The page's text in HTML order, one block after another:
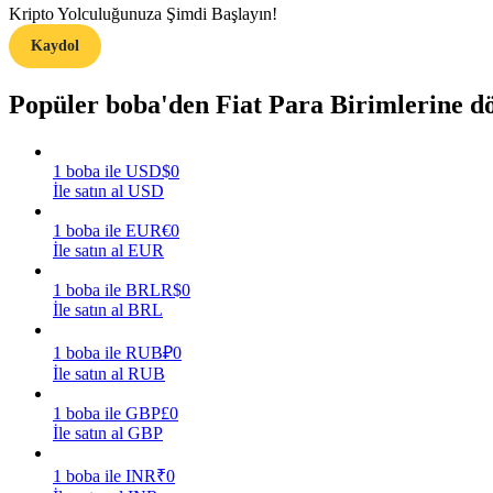
Rehber
Ticaret stratejileri
Nasıl kârlı kalabileceğinizi öğrenin
Kripto Yolculuğunuza Şimdi Başlayın!
Kaydol
Popüler boba'den Fiat Para Birimlerine
1 boba ile USD$0
İle satın al USD
1 boba ile EUR€0
İle satın al EUR
1 boba ile BRLR$0
İle satın al BRL
1 boba ile RUB₽0
İle satın al RUB
1 boba ile GBP£0
İle satın al GBP
1 boba ile INR₹0